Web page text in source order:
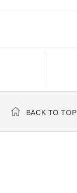
BACK TO TOP